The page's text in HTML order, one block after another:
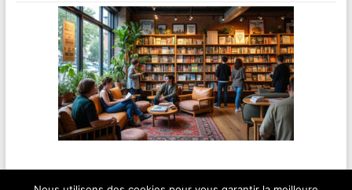
Visiter une librairie engagée indépendante